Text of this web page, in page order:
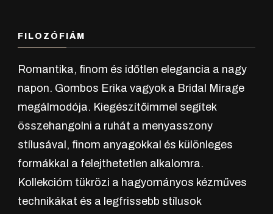
FILOZÓFIÁM
Romantika, finom és időtlen elegancia a nagy
napon. Gombos Erika vagyok a Bridal Mirage
megálmodója. Kiegészítőimmel segítek
összehangolni a ruhát a menyasszony
stílusával, finom anyagokkal és különleges
formákkal a felejthetetlen alkalomra.
Kollekcióm tükrözi a hagyományos kézműves
technikákat és a legfrissebb stílusok